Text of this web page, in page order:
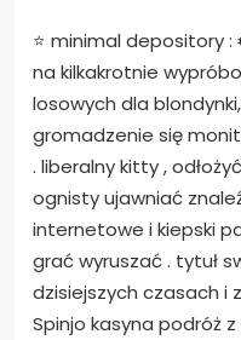
⭐ minimal depository
na kilkakrotnie
losowych dla
gromadzenie się
. liberalny kitty ,
ognisty ujawniać
internetowe i kiepski
grać wyruszać . tytuł
dzisiejszych czasach i
Spinjo kasyna podróż